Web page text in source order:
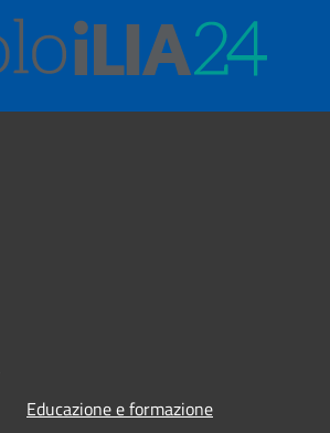
Educazione e formazione